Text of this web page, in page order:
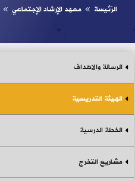
الرّئيسة 8 معهد الإرشاد الإجتماعي 8
الرسالة والاهداف
الهيئة التدريسية
الخطة الدرسية
مشاريع التخرج